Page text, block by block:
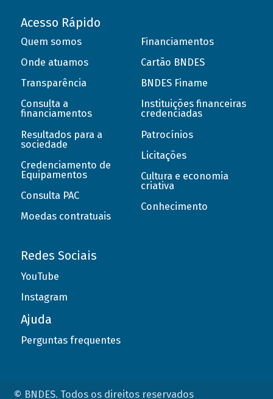
Acesso Rápido
Quem somos
Onde atuamos
Transparência
Consulta a
financiamentos
Resultados para a
sociedade
Credenciamento de
Equipamentos
Consulta PAC
Moedas contratuais
Financiamentos
Cartão BNDES
BNDES Finame
Instituições financeiras
credenciadas
Patrocínios
Licitações
Cultura e economia
criativa
Conhecimento
Redes Sociais
YouTube
Instagram
Ajuda
Perguntas frequentes
© BNDES. Todos os direitos reservados